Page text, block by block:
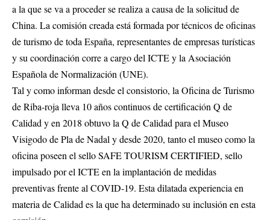
a la que se va a proceder se realiza a causa de la solicitud de
China. La comisión creada está formada por técnicos de oficinas
de turismo de toda España, representantes de empresas turísticas
y su coordinación corre a cargo del ICTE y la Asociación
Española de Normalización (UNE).
Tal y como informan desde el consistorio, la Oficina de Turismo
de Riba-roja lleva 10 años continuos de certificación Q de
Calidad y en 2018 obtuvo la Q de Calidad para el Museo
Visigodo de Pla de Nadal y desde 2020, tanto el museo como la
oficina poseen el sello SAFE TOURISM CERTIFIED, sello
impulsado por el ICTE en la implantación de medidas
preventivas frente al COVID-19. Esta dilatada experiencia en
materia de Calidad es la que ha determinado su inclusión en esta